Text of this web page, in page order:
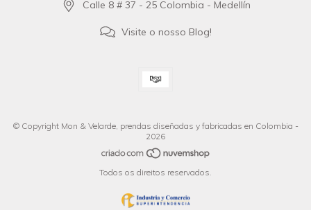
Calle 8 # 37 - 25 Colombia - Medellín
Visite o nosso Blog!
© Copyright Mon & Velarde, prendas diseñadas y fabricadas en Colombia -
2026
Todos os direitos reservados.